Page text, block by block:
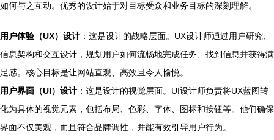
如何与之互动。优秀的设计始于对目标受众和业务目标的深刻理解。
用户体验（UX）设计 ：这是设计的战略层面。UX设计师通过用户研究、
信息架构和交互设计，规划用户如何流畅地完成任务、找到信息并获得满
足感。核心目标是让网站直观、高效且令人愉悦。
用户界面（UI）设计 ：这是设计的视觉层面。UI设计师负责将UX蓝图转
化为具体的视觉元素，包括布局、色彩、字体、图标和按钮等。他们确保
界面不仅美观，而且符合品牌调性，并能有效引导用户行为。